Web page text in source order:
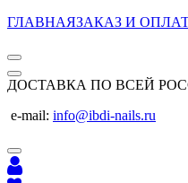
ГЛАВНАЯЗАКАЗ И
ДОСТАВКА ПО ВСЕЙ
e-mail: info@ibdi-nails.ru